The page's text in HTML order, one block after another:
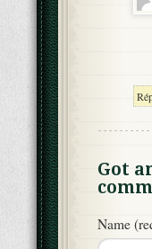
Got
Name